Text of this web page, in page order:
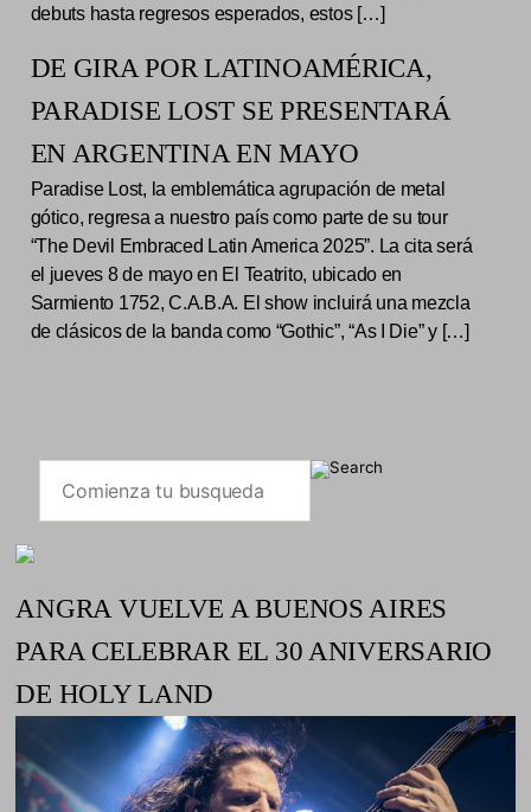
debuts hasta regresos esperados, estos […]
DE GIRA POR LATINOAMÉRICA,
PARADISE LOST SE PRESENTARÁ
EN ARGENTINA EN MAYO
Paradise Lost, la emblemática agrupación de metal
gótico, regresa a nuestro país como parte de su tour
“The Devil Embraced Latin America 2025”. La cita será
el jueves 8 de mayo en El Teatrito, ubicado en
Sarmiento 1752, C.A.B.A. El show incluirá una mezcla
de clásicos de la banda como “Gothic”, “As I Die” y […]
ANGRA VUELVE A BUENOS AIRES
PARA CELEBRAR EL 30 ANIVERSARIO
DE HOLY LAND